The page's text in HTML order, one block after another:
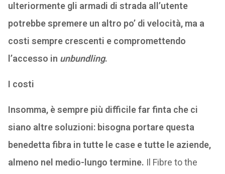
ulteriormente gli armadi di strada all’utente
potrebbe spremere un altro po’ di velocità, ma a
costi sempre crescenti e compromettendo
l’accesso in unbundling.
I costi
Insomma, è sempre più difficile far finta che ci
siano altre soluzioni: bisogna portare questa
benedetta fibra in tutte le case e tutte le aziende,
almeno nel medio-lungo termine. Il Fibre to the